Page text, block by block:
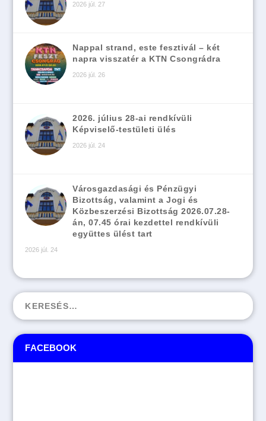
FACEBOOK
2026 júl. 27
Nappal strand, este fesztivál – két
napra visszatér a KTN Csongrádra
2026 júl. 26
2026. július 28-ai rendkívüli
Képviselő-testületi ülés
2026 júl. 24
Városgazdasági és Pénzügyi
Bizottság, valamint a Jogi és
Közbeszerzési Bizottság 2026.07.28-
án, 07.45 órai kezdettel rendkívüli
együttes ülést tart
2026 júl. 24